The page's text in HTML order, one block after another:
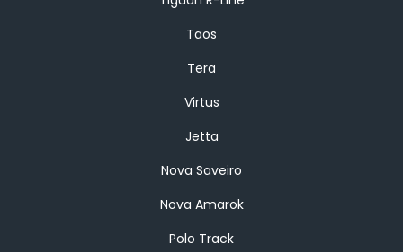
Taos
Tera
Virtus
Jetta
Nova Saveiro
Nova Amarok
Polo Track